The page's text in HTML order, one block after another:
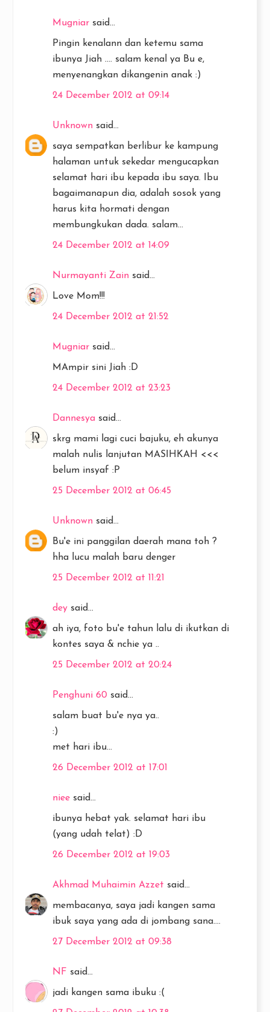
Mugniar said...
Pingin kenalann dan ketemu sama
ibunya Jiah .... salam kenal ya Bu e,
menyenangkan dikangenin anak :)
24 December 2012 at 09:14
Unknown said...
saya sempatkan berlibur ke kampung
halaman untuk sekedar mengucapkan
selamat hari ibu kepada ibu saya. Ibu
bagaimanapun dia, adalah sosok yang
harus kita hormati dengan
membungkukan dada. salam...
24 December 2012 at 14:09
Nurmayanti Zain said...
Love Mom!!!
24 December 2012 at 21:52
Mugniar said...
MAmpir sini Jiah :D
24 December 2012 at 23:23
Dannesya said...
skrg mami lagi cuci bajuku, eh akunya
malah nulis lanjutan MASIHKAH <<<
belum insyaf :P
25 December 2012 at 06:45
Unknown said...
Bu'e ini panggilan daerah mana toh ?
hha lucu malah baru denger
25 December 2012 at 11:21
dey said...
ah iya, foto bu'e tahun lalu di ikutkan di
kontes saya & nchie ya ..
25 December 2012 at 20:24
Penghuni 60 said...
salam buat bu'e nya ya..
:)
met hari ibu...
26 December 2012 at 17:01
niee said...
ibunya hebat yak. selamat hari ibu
(yang udah telat) :D
26 December 2012 at 19:03
Akhmad Muhaimin Azzet said...
membacanya, saya jadi kangen sama
ibuk saya yang ada di jombang sana....
27 December 2012 at 09:38
NF said...
jadi kangen sama ibuku :(